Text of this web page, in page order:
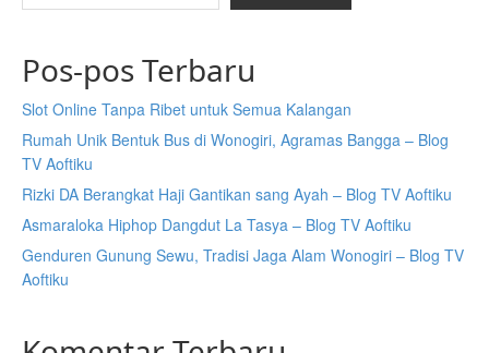
Pos-pos Terbaru
Slot Online Tanpa Ribet untuk Semua Kalangan
Rumah Unik Bentuk Bus di Wonogiri, Agramas Bangga – Blog
TV Aoftiku
Rizki DA Berangkat Haji Gantikan sang Ayah – Blog TV Aoftiku
Asmaraloka Hiphop Dangdut La Tasya – Blog TV Aoftiku
Genduren Gunung Sewu, Tradisi Jaga Alam Wonogiri – Blog TV
Aoftiku